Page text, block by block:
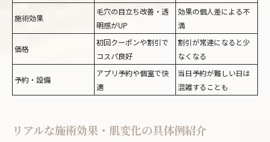
施術効果
毛穴の目立ち改善・透
明感がUP
効果の個人差による不
満
価格
初回クーポンや割引で
コスパ良好
割引が常連になると少
なくなる
予約・設備
アプリ予約や個室で快
適
当日予約が難しい日は
混雑することも
リアルな施術効果・肌変化の具体例紹介